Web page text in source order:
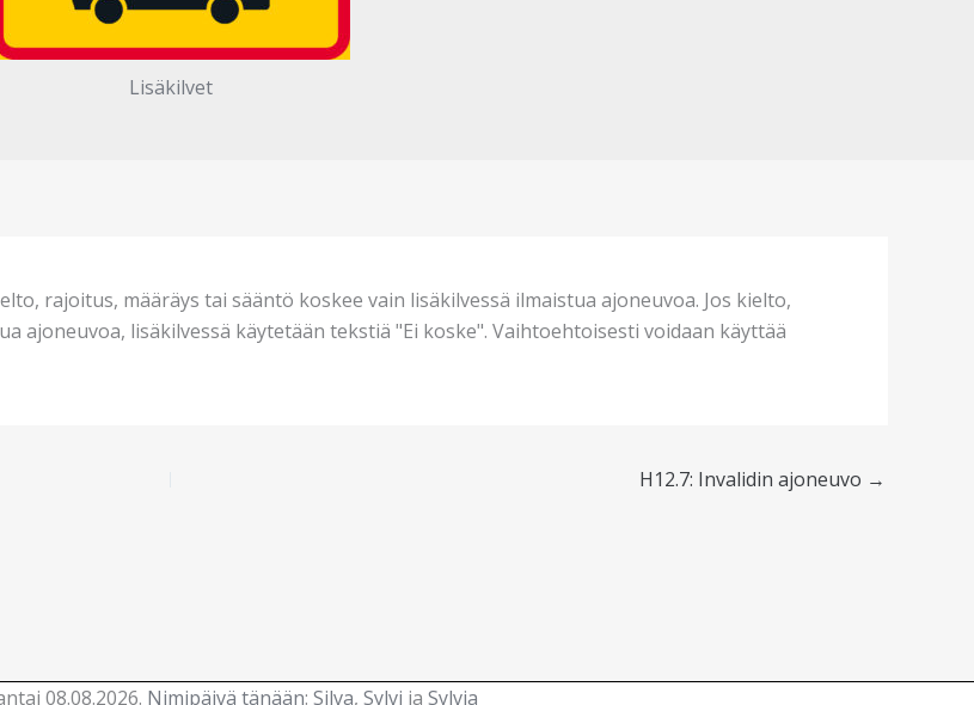
Lisäkilvet
rajoitus, määräys tai sääntö koskee vain lisäkilvessä ilmaistua ajoneuvoa. Jos kielto,
ajoneuvoa, lisäkilvessä käytetään tekstiä "Ei koske". Vaihtoehtoisesti voidaan käyttää
H12.7: Invalidin ajoneuvo →
08.08.2026. Nimipäivä tänään: Silva, Sylvi ja Sylvia